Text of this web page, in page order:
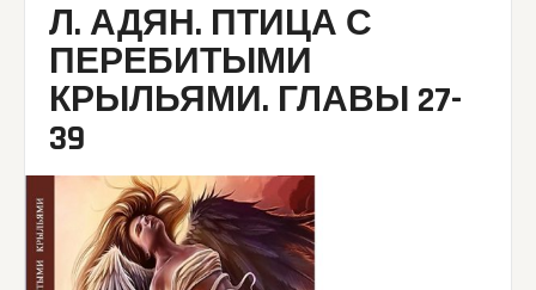
Л. АДЯН. ПТИЦА С
ПЕРЕБИТЫМИ
КРЫЛЬЯМИ. ГЛАВЫ 27-
39